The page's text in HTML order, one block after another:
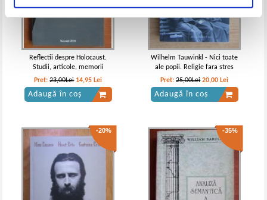
Reflectii despre Holocaust.
Studii, articole, memorii
Pret:23,00Lei 14,95 Lei
Adaugă în coș
Wilhelm Tauwinkl - Nici toate
ale popii. Religie fara stres
Pret:25,00Lei 20,00 Lei
Adaugă în coș
-20% -35%